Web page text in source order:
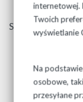
internetowej.
Twoich
wyświetlanie
Na
osobowe,
przesyłane
Skontaktujemy